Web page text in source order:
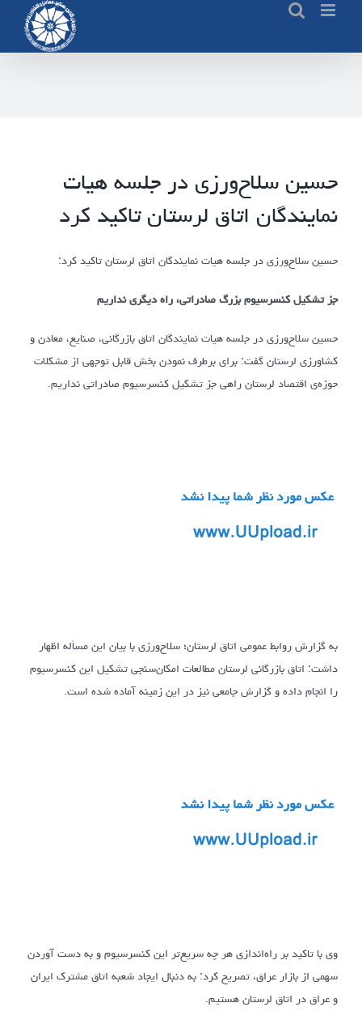
content
حسین سلاح‌ورزی در جلسه هیات
نمایندگان اتاق لرستان تاکید کرد
حسین سلاح‌ورزی در جلسه هیات نمایندگان اتاق لرستان تاکید کرد:
جز تشکیل کنسرسیوم بزرگ صادراتی، راه دیگری نداریم
حسین سلاح‌ورزی در جلسه هیات نمایندگان اتاق بازرگانی، صنایع، معادن و
کشاورزی لرستان گفت: برای برطرف نمودن بخش قابل توجهی از مشکلات
حوزه‌ی اقتصاد لرستان راهی جز تشکیل کنسرسیوم صادراتی نداریم.
به گزارش روابط عمومی اتاق لرستان؛ سلاح‌ورزی با بیان این مسأله اظهار
داشت: اتاق بازرگانی لرستان مطالعات امکان‌سنجی تشکیل این کنسرسیوم
را انجام داده و گزارش جامعی نیز در این زمینه آماده شده است.
وی با تاکید بر راه‌اندازی هر چه سریع‌تر این کنسرسیوم و به دست آوردن
سهمی از بازار عراق، تصریح کرد: به دنبال ایجاد شعبه اتاق مشترک ایران
و عراق در اتاق لرستان هستیم.